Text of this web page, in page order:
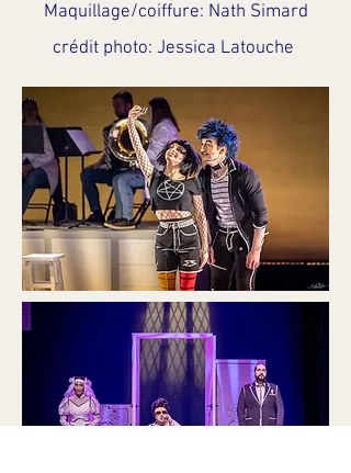
Maquillage/coiffure: Nath Simard
crédit photo: Jessica Latouche